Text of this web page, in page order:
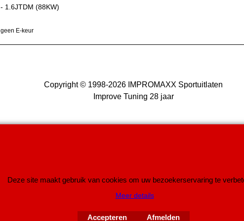
- 1.6JTDM (88KW)
geen E-keur
Copyright © 1998-2026 IMPROMAXX Sportuitlaten
Improve Tuning 28 jaar
Webwinkel gemaakt met
ShopFactory webwinkel
Deze site maakt gebruik van cookies om uw bezoekerservaring te
Meer details
Accepteren Afmelden